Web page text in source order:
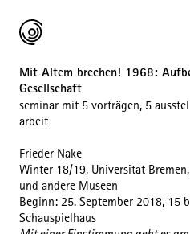
Mit Altem brechen! 1968:
Gesellschaft
seminar mit 5 vorträgen, 5
arbeit
Frieder Nake
Winter 18/19, Universität
und andere Museen
Beginn: 25. September 2018, 15
Schauspielhaus